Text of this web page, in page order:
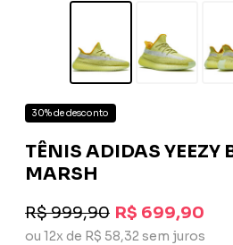
30% de desconto
TÊNIS ADIDAS YEEZY
MARSH
R$ 999,90 R$ 699,90
ou 12x de R$ 58,32 sem juros